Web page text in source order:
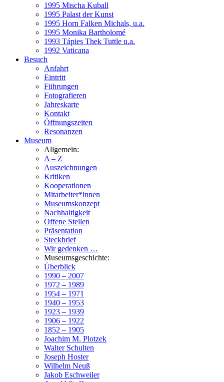
1995 Mischa Kuball
1995 Palast der Kunst
1995 Horn Falken Michals, u.a.
1995 Monika Bartholomé
1993 Tápies Thek Tuttle u.a.
1992 Vaticana
Besuch
Anfahrt
Eintritt
Führungen
Fotografieren
Jahreskarte
Kontakt
Öffnungszeiten
Resonanzen
Museum
Allgemein:
A – Z
Auszeichnungen
Kritiken
Kooperationen
Mitarbeiter*innen
Museumskonzept
Nachhaltigkeit
Offene Stellen
Präsentation
Steckbrief
Wir gedenken …
Museumsgeschichte:
Überblick
1990 – 2007
1972 – 1989
1954 – 1971
1940 – 1953
1923 – 1939
1906 – 1922
1852 – 1905
Joachim M. Plotzek
Walter Schulten
Joseph Hoster
Wilhelm Neuß
Jakob Eschweiler